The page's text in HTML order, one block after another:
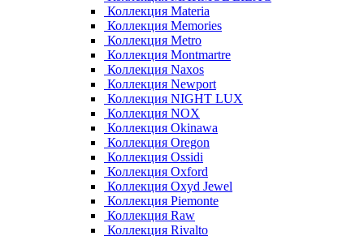
Коллекция Materia
Коллекция Memories
Коллекция Metro
Коллекция Montmartre
Коллекция Naxos
Коллекция Newport
Коллекция NIGHT LUX
Коллекция NOX
Коллекция Okinawa
Коллекция Oregon
Коллекция Ossidi
Коллекция Oxford
Коллекция Oxyd Jewel
Коллекция Piemonte
Коллекция Raw
Коллекция Rivalto